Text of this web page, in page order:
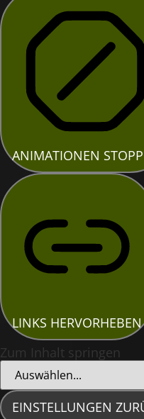
ANIMATIONEN
LINKS HERVORHEBEN
Zum Inhalt springen
EINSTELLUNGEN